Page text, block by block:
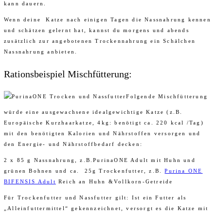
kann dauern.
Wenn deine Katze nach einigen Tagen die Nassnahrung kennen
und schätzen gelernt hat, kannst du morgens und abends
zusätzlich zur angebotenen Trockennahrung ein Schälchen
Nassnahrung anbieten.
Rationsbeispiel Mischfütterung:
Folgende Mischfütterung
würde eine ausgewachsene idealgewichtige Katze (z.B.
Europäische Kurzhaarkatze, 4kg: benötigt ca. 220 kcal /Tag)
mit den benötigten Kalorien und Nährstoffen versorgen und
den Energie- und Nährstoffbedarf decken:
2 x 85 g Nassnahrung, z.B.PurinaONE Adult mit Huhn und
grünen Bohnen und ca. 25g Trockenfutter, z.B.Purina ONE
BIFENSIS Adult Reich an Huhn &Vollkorn-Getreide
Für Trockenfutter und Nassfutter gilt: Ist ein Futter als
„Alleinfuttermittel“ gekennzeichnet, versorgt es die Katze mit